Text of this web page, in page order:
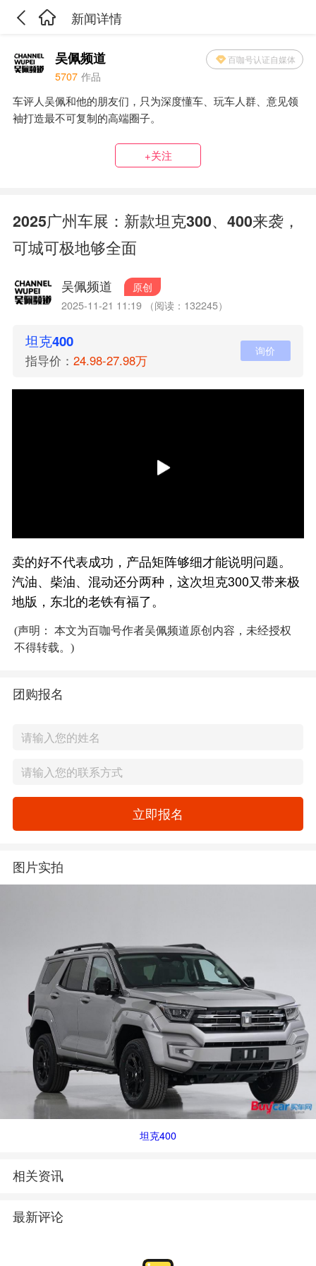
新闻详情
吴佩频道 百咖号认证自媒体
5707 作品
车评人吴佩和他的朋友们，只为深度懂车、玩车人群、意见领
袖打造最不可复制的高端圈子。
+关注
2025广州车展：新款坦克300、400来袭，
可城可极地够全面
吴佩频道
原创
2025-11-21 11:19 （阅读：132245）
坦克400
指导价： 24.98-27.98万
询价
卖的好不代表成功，产品矩阵够细才能说明问题。
汽油、柴油、混动还分两种，这次坦克300又带来极
地版，东北的老铁有福了。
(声明： 本文为百咖号作者吴佩频道原创内容，未经授权
不得转载。)
团购报名
立即报名
图片实拍
坦克400
相关资讯
最新评论